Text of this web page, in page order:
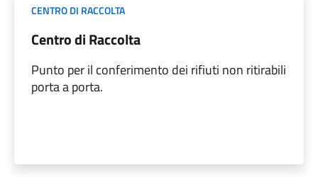
CENTRO DI RACCOLTA
Centro di Raccolta
Punto per il conferimento dei rifiuti non ritirabili
porta a porta.